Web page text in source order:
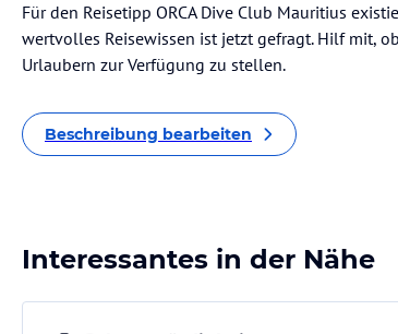
Für den Reisetipp ORCA Dive Club Mauritius
wertvolles Reisewissen ist jetzt gefragt. Hilf mit,
Urlaubern zur Verfügung zu stellen.
Beschreibung bearbeiten
Interessantes in der Nähe